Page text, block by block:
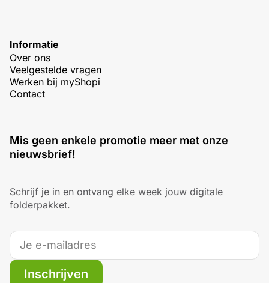
Informatie
Over ons
Veelgestelde vragen
Werken bij myShopi
Contact
Mis geen enkele promotie meer met onze
nieuwsbrief!
Schrijf je in en ontvang elke week jouw digitale
folderpakket.
Inschrijven